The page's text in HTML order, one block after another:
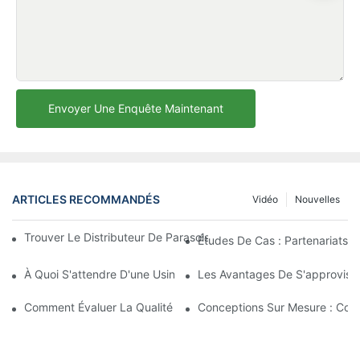
Envoyer Une Enquête Maintenant
ARTICLES RECOMMANDÉS Nouvelles
Vidéo
Trouver Le Distributeur De Parasols De Plage Idéal Pour Votre
Études De Cas : Partenariats
À Quoi S'attendre D'une Usine De Chaises Longues D'extérieur
Les Avantages De
Comment Évaluer La Qualité D'une Usine De Chaises Longues
Conceptions Sur Mesure :